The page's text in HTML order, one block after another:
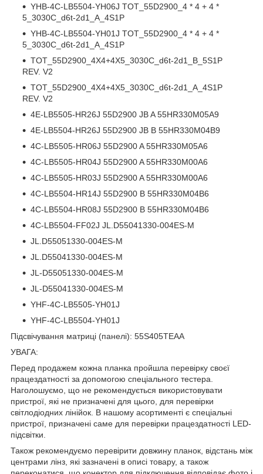
YHB-4C-LB5504-YH06J TOT_55D2900_4 * 4 + 4 *
5_3030C_d6t-2d1_A_4S1P
YHB-4C-LB5504-YH01J TOT_55D2900_4 * 4 + 4 *
5_3030C_d6t-2d1_A_4S1P
TOT_55D2900_4X4+4X5_3030C_d6t-2d1_B_5S1P
REV. V2
TOT_55D2900_4X4+4X5_3030C_d6t-2d1_A_4S1P
REV. V2
4E-LB5505-HR26J 55D2900 JB A 55HR330M05A9
4E-LB5504-HR26J 55D2900 JB B 55HR330M04B9
4C-LB5505-HR06J 55D2900 A 55HR330M05A6
4C-LB5505-HR04J 55D2900 A 55HR330M00A6
4C-LB5505-HR03J 55D2900 A 55HR330M00A6
4C-LB5504-HR14J 55D2900 B 55HR330M04B6
4C-LB5504-HR08J 55D2900 B 55HR330M04B6
4C-LB5504-FF02J JL.D55041330-004ES-M
JL.D55051330-004ES-M
JL.D55041330-004ES-M
JL-D55051330-004ES-M
JL-D55041330-004ES-M
YHF-4C-LB5505-YH01J
YHF-4C-LB5504-YH01J
Підсвічування матриці (панелі): 55S405TEAA
УВАГА:
Перед продажем кожна планка пройшла перевірку своєї
працездатності за допомогою спеціального тестера.
Наголошуємо, що не рекомендується використовувати
пристрої, які не призначені для цього, для перевірки
світлодіодних лінійок. В нашому асортименті є спеціальні
пристрої, призначені саме для перевірки працездатності LED-
підсвітки.
Також рекомендуємо перевірити довжину планок, відстань між
центрами лінз, які зазначені в описі товару, а також